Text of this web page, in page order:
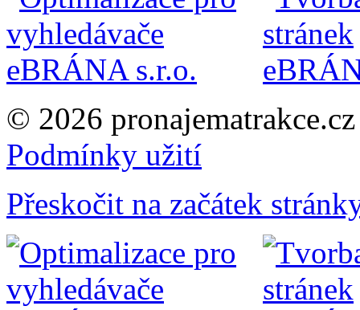
© 2026
Podmínky užití
Přeskočit na začátek